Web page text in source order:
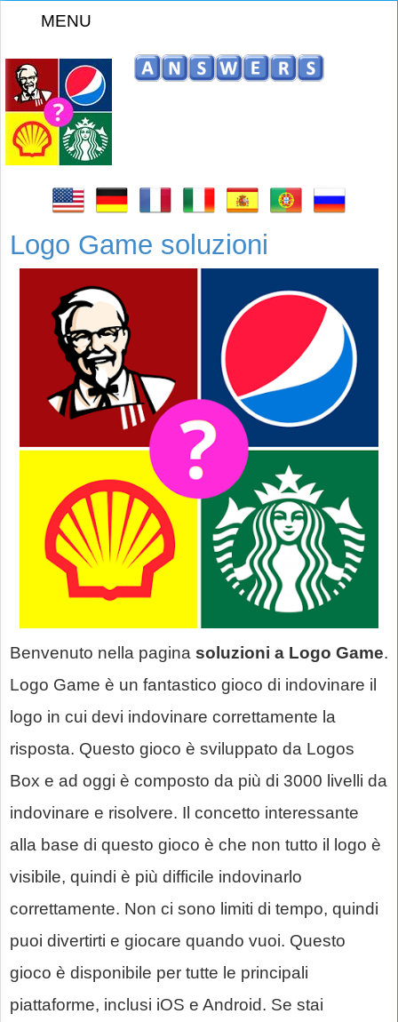
MENU
Logo Game soluzioni
Benvenuto nella pagina soluzioni a Logo Game.
Logo Game è un fantastico gioco di indovinare il
logo in cui devi indovinare correttamente la
risposta. Questo gioco è sviluppato da Logos
Box e ad oggi è composto da più di 3000 livelli da
indovinare e risolvere. Il concetto interessante
alla base di questo gioco è che non tutto il logo è
visibile, quindi è più difficile indovinarlo
correttamente. Non ci sono limiti di tempo, quindi
puoi divertirti e giocare quando vuoi. Questo
gioco è disponibile per tutte le principali
piattaforme, inclusi iOS e Android. Se stai